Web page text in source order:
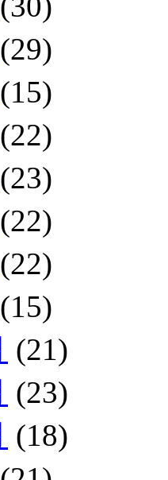
(29)
(15)
(22)
(23)
(22)
(22)
(15)
(21)
(23)
(18)